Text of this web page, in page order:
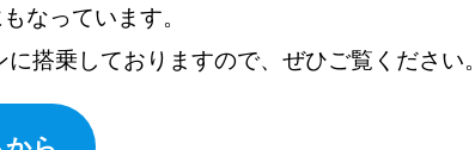
なっています。
搭乗しておりますので、ぜひご覧ください。